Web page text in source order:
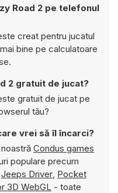
Road 2 pe telefonul
creat pentru jucatul
bine pe calculatoare
2 gratuit de jucat?
gratuit de jucat pe
tău?
vrei să îl încarci?
Condus games
populare precum
Jeeps Driver, Pocket
3D WebGL - toate